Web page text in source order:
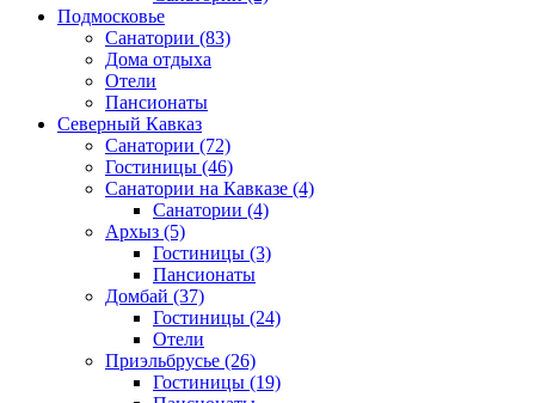
Подмосковье
Санатории (83)
Дома отдыха
Отели
Пансионаты
Северный Кавказ
Санатории (72)
Гостиницы (46)
Санатории на Кавказе (4)
Санатории (4)
Архыз (5)
Гостиницы (3)
Пансионаты
Домбай (37)
Гостиницы (24)
Отели
Приэльбрусье (26)
Гостиницы (19)